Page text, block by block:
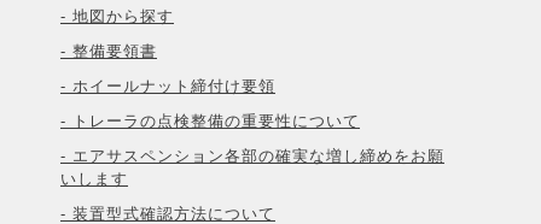
- 地図から探す
- 整備要領書
- ホイールナット締付け要領
- トレーラの点検整備の重要性について
- エアサスペンション各部の確実な増し締めをお願
いします
- 装置型式確認方法について